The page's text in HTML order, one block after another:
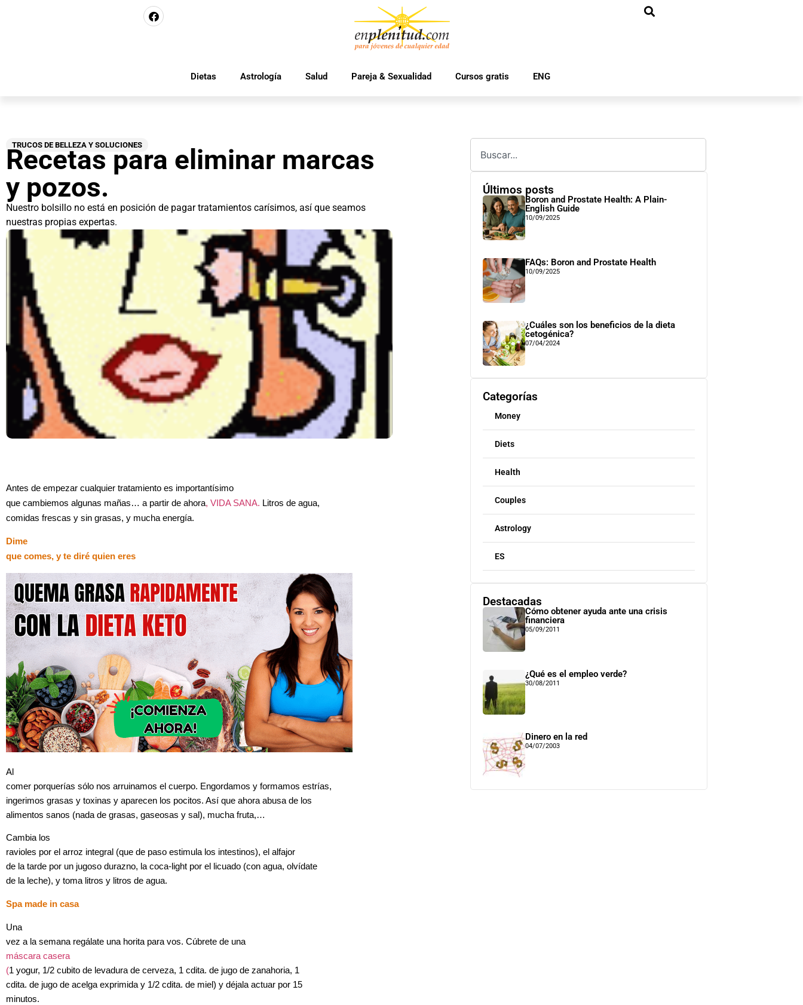
Dietas Astrología Salud Pareja & Sexualidad Cursos gratis ENG
TRUCOS DE BELLEZA Y SOLUCIONES
Recetas para eliminar marcas
y pozos.
Nuestro bolsillo no está en posición de pagar tratamientos carísimos, así que seamos
nuestras propias expertas.
Antes de empezar cualquier tratamiento es importantísimo
que cambiemos algunas mañas… a partir de ahora, VIDA SANA. Litros de agua,
comidas frescas y sin grasas, y mucha energía.
Dime
que comes, y te diré quien eres
Al
comer porquerías sólo nos arruinamos el cuerpo. Engordamos y formamos estrías,
ingerimos grasas y toxinas y aparecen los pocitos. Así que ahora abusa de los
alimentos sanos (nada de grasas, gaseosas y sal), mucha fruta,…
Cambia los
ravioles por el arroz integral (que de paso estimula los intestinos), el alfajor
de la tarde por un jugoso durazno, la coca-light por el licuado (con agua, olvídate
de la leche), y toma litros y litros de agua.
Spa made in casa
Una
vez a la semana regálate una horita para vos. Cúbrete de una
máscara casera
(1 yogur, 1/2 cubito de levadura de cerveza, 1 cdita. de jugo de zanahoria, 1
cdita. de jugo de acelga exprimida y 1/2 cdita. de miel) y déjala actuar por 15
minutos.
Últimos posts
Boron and Prostate Health: A Plain-
English Guide
10/09/2025
FAQs: Boron and Prostate Health
10/09/2025
¿Cuáles son los beneficios de la dieta
cetogénica?
07/04/2024
Categorías
Money
Diets
Health
Couples
Astrology
ES
Destacadas
Cómo obtener ayuda ante una crisis
financiera
05/09/2011
¿Qué es el empleo verde?
30/08/2011
Dinero en la red
04/07/2003